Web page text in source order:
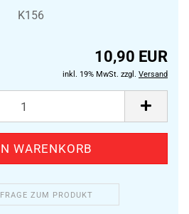
K156
10,90 EUR
inkl. 19% MwSt. zzgl. Versand
FRAGE ZUM PRODUKT